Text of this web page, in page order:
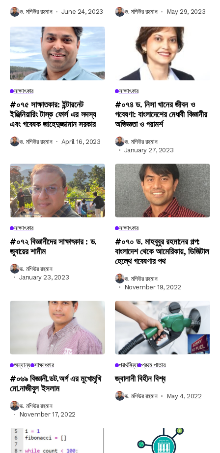
ড. মশিউর রহমান June 24, 2023 ড. মশিউর রহমান May 29, 2023
সাক্ষাৎকার
#০৭৫ সাক্ষাতকার: ইন্টারনেট
ইঞ্জিনিয়ারিং টাস্ক ফোর্স এর সদস্য
এবং গবেষক জাহেদুজ্জামান সরকার
ড. মশিউর রহমান April 16, 2023
সাক্ষাৎকার
#০৭৪ ড. নিসা খানের জীবন ও
গবেষণা: বাংলাদেশের মেধাবী বিজ্ঞানীর
অভিজ্ঞতা ও পরামর্শ
ড. মশিউর রহমান
January 27, 2023
সাক্ষাৎকার
#০৭২ বিজ্ঞানীদের সাক্ষাৎকার : ড.
জুবায়ের শামীম
ড. মশিউর রহমান
January 23, 2023
সাক্ষাৎকার
#০৭০ ড. মাহবুবুর রহমানের গল্প:
বাংলাদেশ থেকে আমেরিকায়, ডিজিটাল
হেল্থে গবেষণার পথ
ড. মশিউর রহমান
November 19, 2022
অন্যান্য সাক্ষাৎকার
#০৬৯ বিজ্ঞানী.ডট.অর্গ এর মুখোমুখি
মো.নাজীবুল ইসলাম
ড. মশিউর রহমান
November 17, 2022
পদার্থবিদ্যা প্রথম পাতায়
জ্বালানী বিহীন বিশ্ব
ড. মশিউর রহমান May 4, 2022